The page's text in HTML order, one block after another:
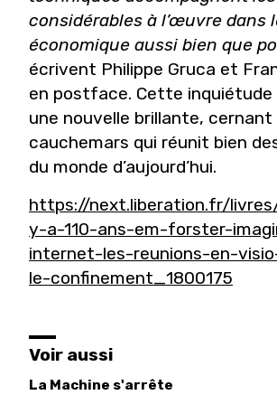
considérables à l’œuvre dans
économique aussi bien que
écrivent Philippe Gruca et
en postface. Cette inquiétude
une nouvelle brillante, cernant
cauchemars qui réunit bien
du monde d’aujourd’hui.
https://next.liberation.fr/
y-a-110-ans-em-forster-
internet-les-reunions-en-
le-confinement_1800175
Voir aussi
La Machine s'arrête